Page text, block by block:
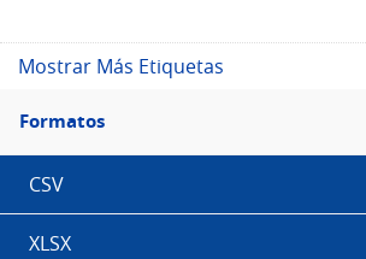
Mostrar Más Etiquetas
Filtro
Formatos
Formatos
CSV
XLSX